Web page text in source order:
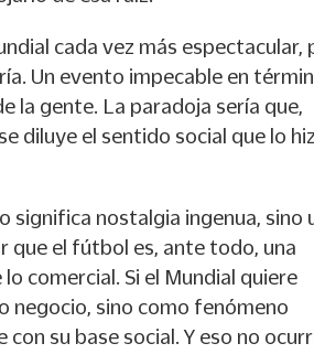
cada vez más espectacular,
Un evento impecable en
la gente. La paradoja sería que,
diluye el sentido social que lo
significa nostalgia ingenua, sino
que el fútbol es, ante todo, una
comercial. Si el Mundial quiere
negocio, sino como fenómeno
su base social. Y eso no